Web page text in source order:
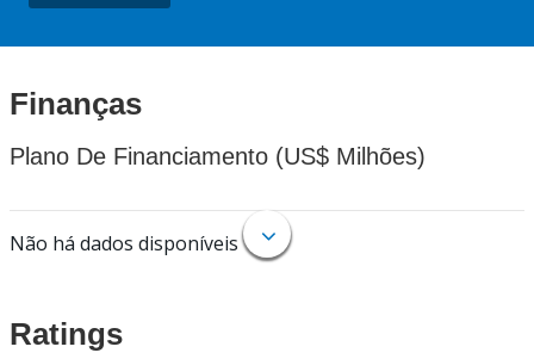
Finanças
Plano De Financiamento (US$ Milhões)
Não há dados disponíveis
Ratings